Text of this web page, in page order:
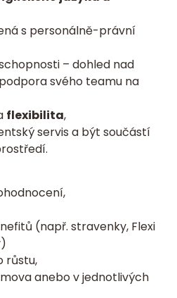
s personálně-právní
– dohled nad
svého teamu na
flexibilita,
servis a být součástí
(např. stravenky, Flexi
růstu,
anebo v jednotlivých